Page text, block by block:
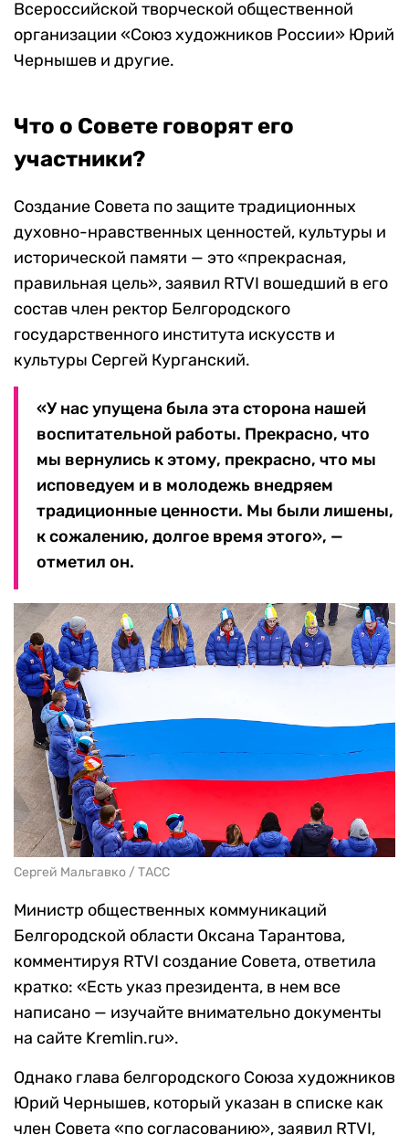
Всероссийской творческой общественной
организации «Союз художников России» Юрий
Чернышев и другие.
Что о Совете говорят его
участники?
Создание Совета по защите традиционных
духовно-нравственных ценностей, культуры и
исторической памяти — это «прекрасная,
правильная цель», заявил RTVI вошедший в его
состав член ректор Белгородского
государственного института искусств и
культуры Сергей Курганский.
«У нас упущена была эта сторона нашей
воспитательной работы. Прекрасно, что
мы вернулись к этому, прекрасно, что мы
исповедуем и в молодежь внедряем
традиционные ценности. Мы были лишены,
к сожалению, долгое время этого», —
отметил он.
Сергей Мальгавко / ТАСС
Министр общественных коммуникаций
Белгородской области Оксана Тарантова,
комментируя RTVI создание Совета, ответила
кратко: «Есть указ президента, в нем все
написано — изучайте внимательно документы
на сайте Kremlin.ru».
Однако глава белгородского Союза художников
Юрий Чернышев, который указан в списке как
член Совета «по согласованию», заявил RTVI,